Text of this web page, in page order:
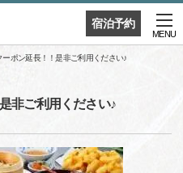
宿泊予約
MENU
ーポン延長！！是非ご利用ください♪
非ご利用ください♪